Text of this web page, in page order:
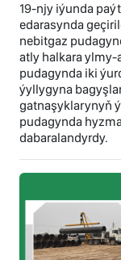
19-njy iýunda
edarasynda
nebitgaz
atly halkara
pudagynda iki
ýyllygyna
gatnaşyklarynyň
pudagynda
dabaralandyrdy.